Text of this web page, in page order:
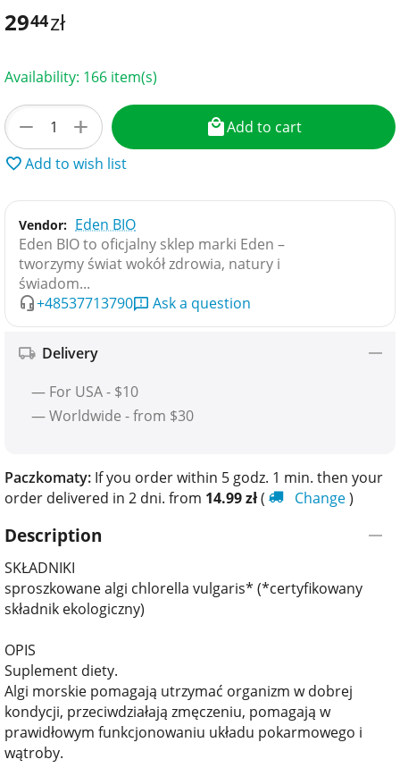
2944zł
Availability: 166 item(s)
+
−
Add to cart
Add to wish list
Vendor: Eden BIO
Eden BIO to oficjalny sklep marki Eden –
tworzymy świat wokół zdrowia, natury i
świadom...
+48537713790
Ask a question
Delivery
— For USA - $10
— Worldwide - from $30
Paczkomaty: If you order within 5 godz. 1 min. then your
order delivered in 2 dni. from 14.99zł( Change)
Description
SKŁADNIKI
sproszkowane algi chlorella vulgaris* (*certyfikowany
składnik ekologiczny)
OPIS
Suplement diety.
Algi morskie pomagają utrzymać organizm w dobrej
kondycji, przeciwdziałają zmęczeniu, pomagają w
prawidłowym funkcjonowaniu układu pokarmowego i
wątroby.